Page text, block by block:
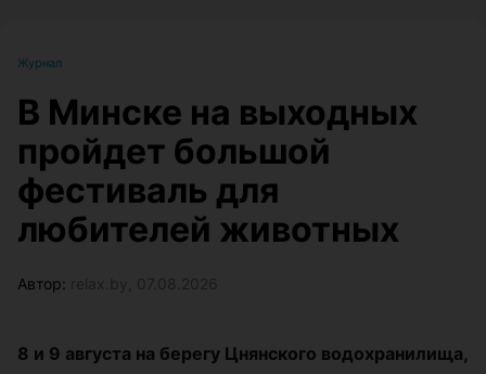
Журнал
В Минске на выходных
пройдет большой
фестиваль для
любителей животных
Автор:
8 и 9 августа на берегу Цнянского водохранилища,